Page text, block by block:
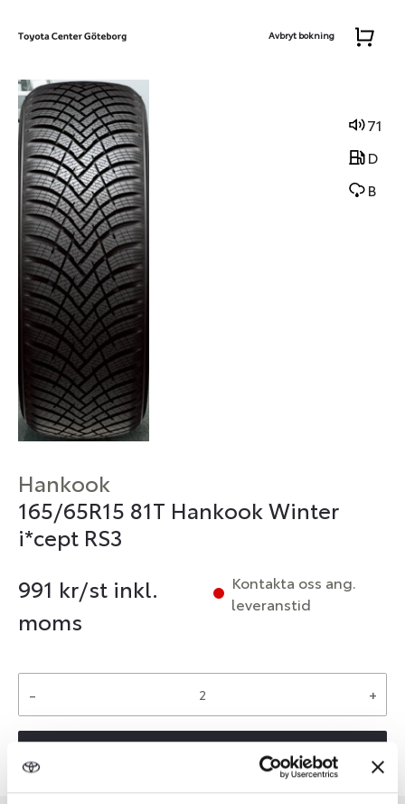
Avbryt bokning
71
D
B
Hankook
165/65R15 81T Hankook Winter
i*cept RS3
991 kr/st inkl.
moms
Kontakta oss ang.
leveranstid
- +